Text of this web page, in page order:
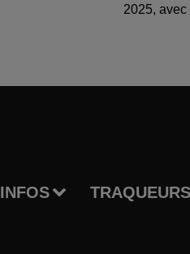
2025,
INFOS